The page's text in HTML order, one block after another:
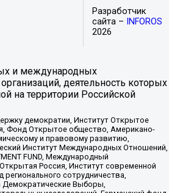
Разработчик
сайта –
INFOROS
2026
и международных
деятельность которых
на территории Российской
демократии, Институт Открытое
Фонд Открытое общество, Американо-
и правовому развитию,
Институт Международных Отношений,
FUND, Международный
Россия, Институт современной
сотрудничества,
Демократические Выборы,